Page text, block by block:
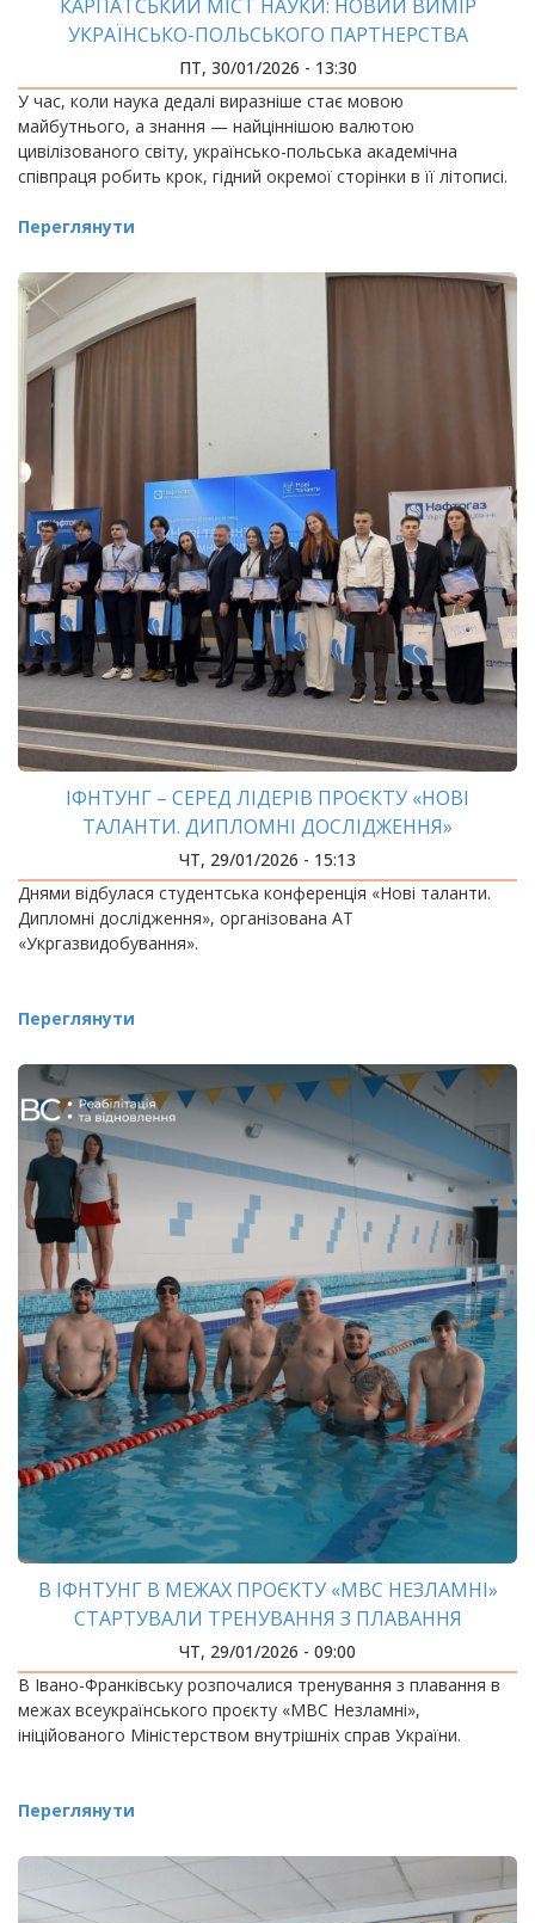
КАРПАТСЬКИЙ МІСТ НАУКИ: НОВИЙ ВИМІР
УКРАЇНСЬКО-ПОЛЬСЬКОГО ПАРТНЕРСТВА
ПТ, 30/01/2026 - 13:30
У час, коли наука дедалі виразніше стає мовою
майбутнього, а знання — найціннішою валютою
цивілізованого світу, українсько-польська академічна
співпраця робить крок, гідний окремої сторінки в її літописі.
Переглянути
ІФНТУНГ – СЕРЕД ЛІДЕРІВ ПРОЄКТУ «НОВІ
ТАЛАНТИ. ДИПЛОМНІ ДОСЛІДЖЕННЯ»
ЧТ, 29/01/2026 - 15:13
Днями відбулася студентська конференція «Нові таланти.
Дипломні дослідження», організована АТ
«Укргазвидобування».
Переглянути
В ІФНТУНГ В МЕЖАХ ПРОЄКТУ «МВС НЕЗЛАМНІ»
СТАРТУВАЛИ ТРЕНУВАННЯ З ПЛАВАННЯ
ЧТ, 29/01/2026 - 09:00
В Івано-Франківську розпочалися тренування з плавання в
межах всеукраїнського проєкту «МВС Незламні»,
ініційованого Міністерством внутрішніх справ України.
Переглянути